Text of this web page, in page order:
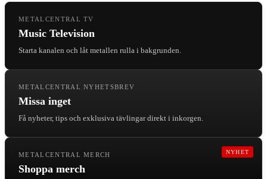
METALCENTRAL TV
Music Television
Starta kanalen och låt metallen rulla i bakgrunden.
METALCENTRAL NYHETSBREV
Missa inget
Få nyheter, tips och exklusiva tävlingar direkt i inkorgen.
NYHET
METALCENTRAL MERCH
Shoppa merch